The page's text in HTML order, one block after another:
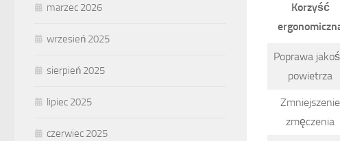
Korzyść
Poprawa
powietrza
Zmniejszenie
zmęczenia
marzec 2026
wrzesień 2025
sierpień 2025
lipiec 2025
czerwiec 2025